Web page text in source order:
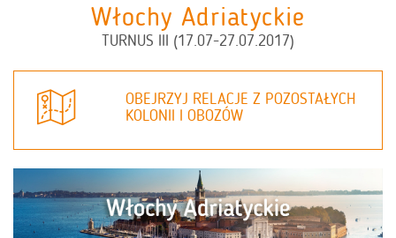
Włochy Adriatyckie
TURNUS III (17.07-27.07.2017)
OBEJRZYJ RELACJE Z POZOSTAŁYCH
KOLONII I OBOZÓW